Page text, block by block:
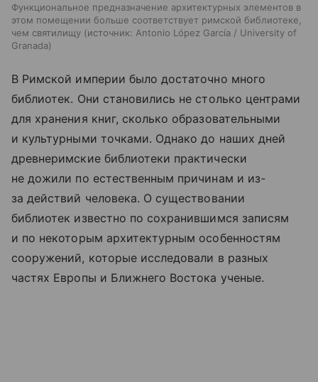
Функциональное предназначение архитектурных элементов в
этом помещении больше соответствует римской библиотеке,
чем святилищу
источник: Antonio López García / University of
Granada
В Римской империи было достаточно много
библиотек. Они становились не столько центрами
для хранения книг, сколько образовательными
и культурными точками. Однако до наших дней
древнеримские библиотеки практически
не дожили по естественным причинам и из-
за действий человека. О существовании
библиотек известно по сохранившимся записям
и по некоторым архитектурным особенностям
сооружений, которые исследовали в разных
частях Европы и Ближнего Востока ученые.